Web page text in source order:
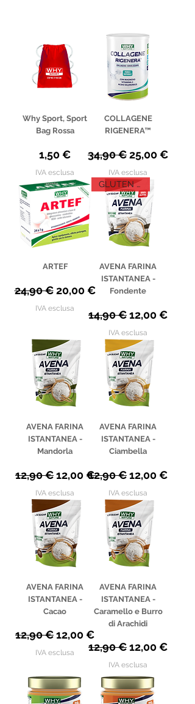
Why Sport, Sport
Bag Rossa
Prezzo
1,50 €
IVA esclusa
COLLAGENE
RIGENERA™
Prezzo regolare
34,90 € Prezzo
25,00 €
IVA esclusa
ARTEF
Prezzo regolare
24,90 € Prezzo scontato
20,00 €
IVA esclusa
GLUTEN FREE
AVENA FARINA
ISTANTANEA -
Fondente
Prezzo regolare
14,90 €Prezzo
12,00 €
IVA esclusa
AVENA FARINA
ISTANTANEA -
Mandorla
Prezzo regolare
12,90 €Prezzo scontato
12,00 €
IVA esclusa
AVENA FARINA
ISTANTANEA -
Ciambella
Prezzo regolare
12,90 €Prezzo
12,00 €
IVA esclusa
AVENA FARINA
ISTANTANEA -
Cacao
Prezzo regolare
12,90 €Prezzo scontato
12,00 €
IVA esclusa
AVENA FARINA
ISTANTANEA -
Caramello e Burro
di Arachidi
Prezzo regolare
12,90 €Prezzo
12,00 €
IVA esclusa